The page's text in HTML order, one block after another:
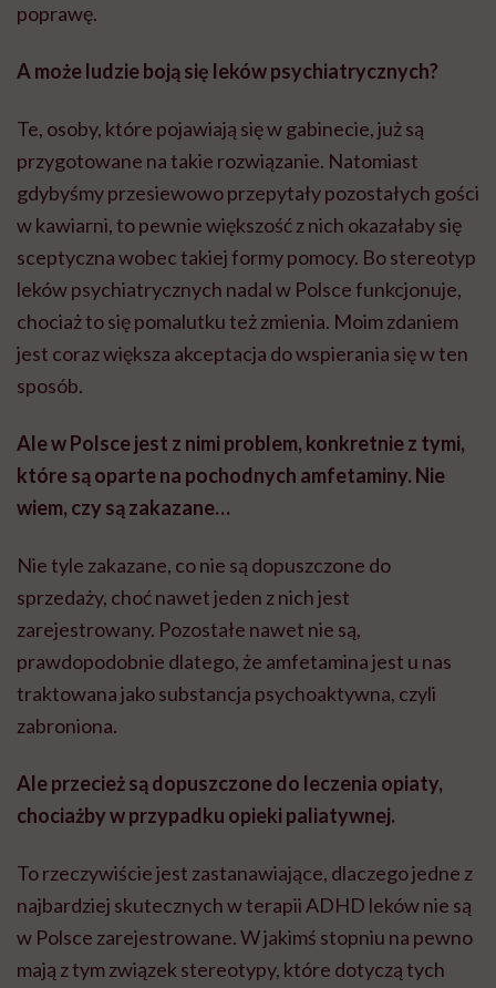
poprawę.
A może ludzie boją się leków psychiatrycznych?
Te, osoby, które pojawiają się w gabinecie, już są
przygotowane na takie rozwiązanie. Natomiast
gdybyśmy przesiewowo przepytały pozostałych gości
w kawiarni, to pewnie większość z nich okazałaby się
sceptyczna wobec takiej formy pomocy. Bo stereotyp
leków psychiatrycznych nadal w Polsce funkcjonuje,
chociaż to się pomalutku też zmienia. Moim zdaniem
jest coraz większa akceptacja do wspierania się w ten
sposób.
Ale w Polsce jest z nimi problem, konkretnie z tymi,
które są oparte na pochodnych amfetaminy. Nie
wiem, czy są zakazane…
Nie tyle zakazane, co nie są dopuszczone do
sprzedaży, choć nawet jeden z nich jest
zarejestrowany. Pozostałe nawet nie są,
prawdopodobnie dlatego, że amfetamina jest u nas
traktowana jako substancja psychoaktywna, czyli
zabroniona.
Ale przecież są dopuszczone do leczenia opiaty,
chociażby w przypadku opieki paliatywnej.
To rzeczywiście jest zastanawiające, dlaczego jedne z
najbardziej skutecznych w terapii ADHD leków nie są
w Polsce zarejestrowane. W jakimś stopniu na pewno
mają z tym związek stereotypy, które dotyczą tych